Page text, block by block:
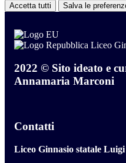
Accetta tutti Salva le
Liceo
2022 © Sito ideato e
Annamaria Marconi
Contatti
Liceo Ginnasio statale